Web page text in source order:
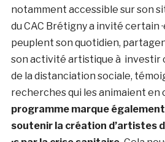
notamment accessible sur son
du CAC Brétigny a invité certain
peuplent son quotidien,
son activité artistique à investir
de la distanciation sociale,
recherches qui les animaient en
programme marque
soutenir la création d’artistes